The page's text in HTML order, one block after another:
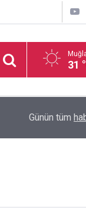
31
MarmarisGünün tüm